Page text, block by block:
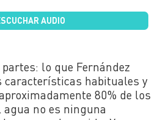
AUDIO
lo que Fernández
características habituales y
80% de los
agua no es ninguna